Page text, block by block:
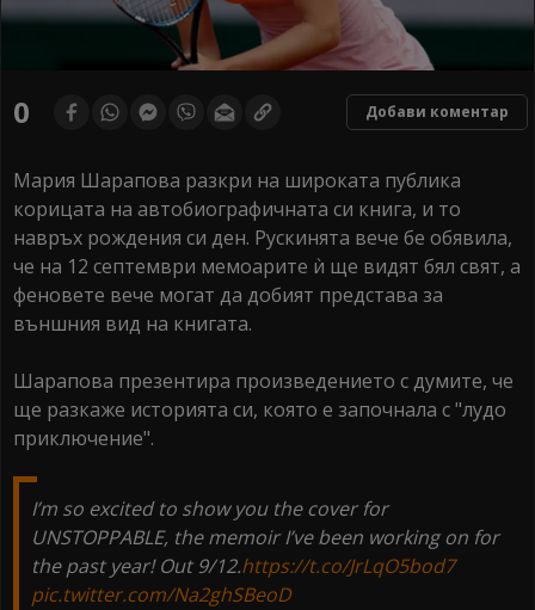
0 Добави коментар
Мария Шарапова разкри на широката публика
корицата на автобиографичната си книга, и то
навръх рождения си ден. Рускинята вече бе обявила,
че на 12 септември мемоарите ѝ ще видят бял свят, а
феновете вече могат да добият представа за
външния вид на книгата.
Шарапова презентира произведението с думите, че
ще разкаже историята си, която е започнала с "лудо
приключение".
I’m so excited to show you the cover for
UNSTOPPABLE, the memoir I’ve been working on for
the past year! Out 9/12.https://t.co/JrLqO5bod7
pic.twitter.com/Na2ghSBeoD